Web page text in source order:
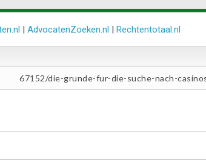
| AdvocatenZoeken.nl | Rechtentotaal.nl